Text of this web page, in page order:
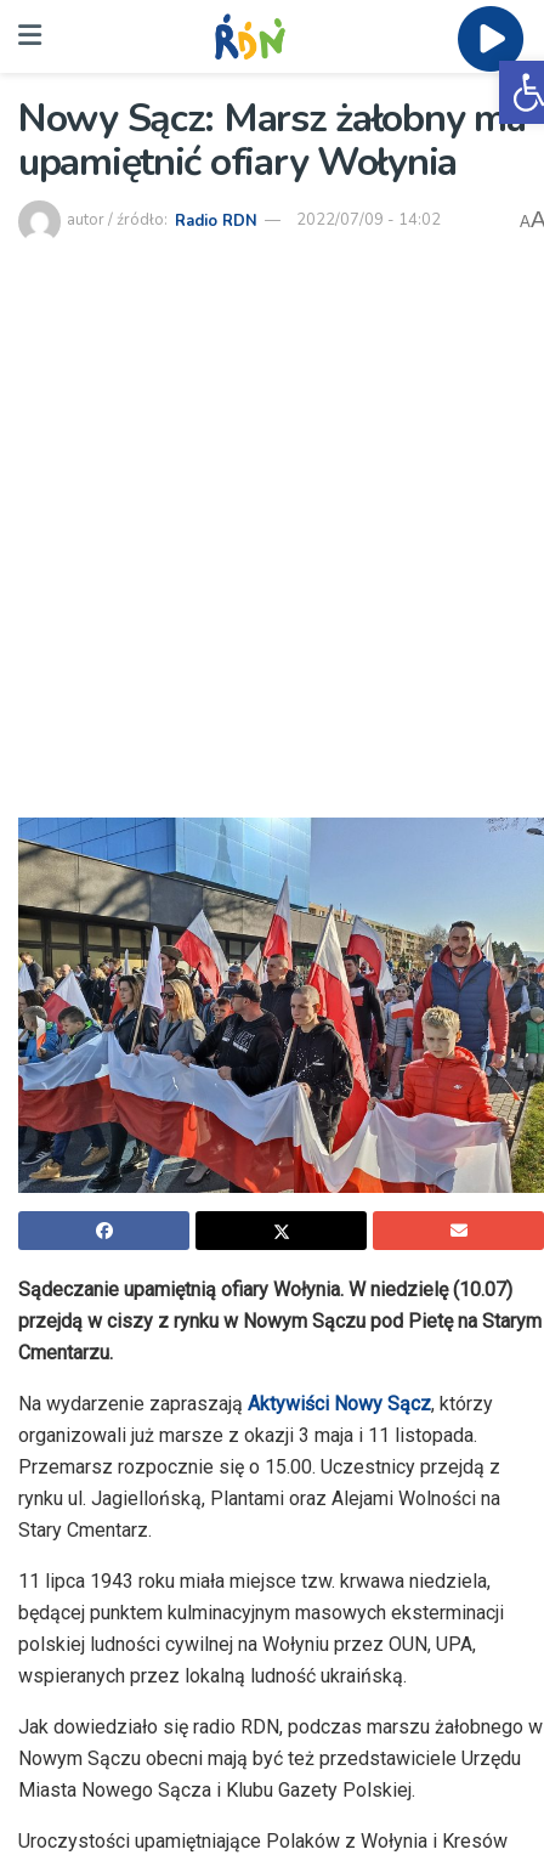
Nowy Sącz: Marsz żałobny ma
upamiętnić ofiary Wołynia
autor / źródło: Radio RDN 2022/07/09 - 14:02 A
Sądeczanie upamiętnią ofiary Wołynia. W niedzielę (10.07)
przejdą w ciszy z rynku w Nowym Sączu pod Pietę na Starym
Cmentarzu.
Na wydarzenie zapraszają Aktywiści Nowy Sącz, którzy
organizowali już marsze z okazji 3 maja i 11 listopada.
Przemarsz rozpocznie się o 15.00. Uczestnicy przejdą z
rynku ul. Jagiellońską, Plantami oraz Alejami Wolności na
Stary Cmentarz.
11 lipca 1943 roku miała miejsce tzw. krwawa niedziela,
będącej punktem kulminacyjnym masowych eksterminacji
polskiej ludności cywilnej na Wołyniu przez OUN, UPA,
wspieranych przez lokalną ludność ukraińską.
Jak dowiedziało się radio RDN, podczas marszu żałobnego w
Nowym Sączu obecni mają być też przedstawiciele Urzędu
Miasta Nowego Sącza i Klubu Gazety Polskiej.
Uroczystości upamiętniające Polaków z Wołynia i Kresów